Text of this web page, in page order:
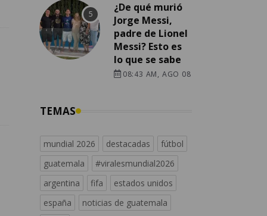
¿De qué murió
Jorge Messi,
padre de Lionel
Messi? Esto es
lo que se sabe
08:43 AM, AGO 08
TEMAS
mundial 2026 destacadas
fútbol
guatemala
#viralesmundial2026
argentina
fifa
estados unidos
españa
noticias de guatemala